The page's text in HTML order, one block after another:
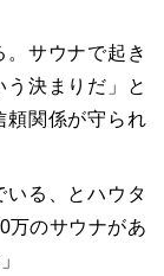
。サウナで起き
決まりだ」と
頼関係が守られ
いる、とハウタ
万のサウナがあ